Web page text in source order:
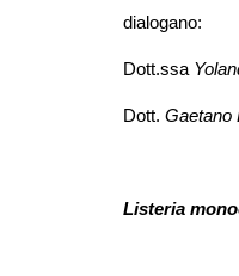
dialogano:
Dott.ssa
Dott. Gaetano
Listeria